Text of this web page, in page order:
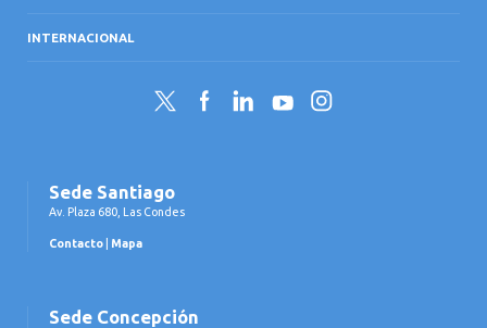
INTERNACIONAL
Twitter FacebookLinkedInYouTubeInstagram
Sede Santiago
Av. Plaza 680, Las Condes
Contacto Mapa
Sede Concepción